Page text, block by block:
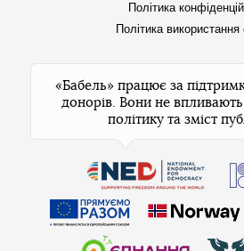
Політика
Політика
«Бабель» працює за
донорів. Вони не
політику та зміст